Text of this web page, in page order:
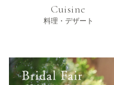
Cuisine
料理・デザート